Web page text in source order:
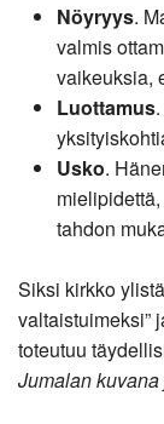
Nöyryys.
valmis
vaikeuksia,
Luottamus
Usko.
tahdon
Siksi kirkko
valtaistuimeksi”
toteutuu
Jumalan